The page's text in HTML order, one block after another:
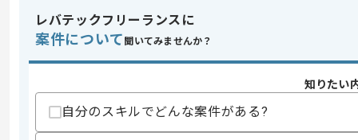
スキル
求めるスキル
・C++での開発経験(もしくは今後C++
・SEとしての開発実務経験5年以上
・テーブル設計の経験
レバテックフリーランスに
案件について 聞いてみませんか？
知りたい
自分のスキルでどんな案件がある?